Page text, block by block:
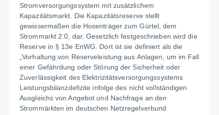
Stromversorgungssystem mit zusätzlichem
Kapazitätsmarkt. Die Kapazitätsreserve stellt
gewissermaßen die Hosenträger zum Gürtel, dem
Strommarkt 2.0, dar. Gesetzlich festgeschrieben wird die
Reserve in § 13e EnWG. Dort ist sie definiert als die
„Vorhaltung von Reserveleistung aus Anlagen, um im Fall
einer Gefährdung oder Störung der Sicherheit oder
Zuverlässigkeit des Elektrizitätsversorgungssystems
Leistungsbilanzdefizite infolge des nicht vollständigen
Ausgleichs von Angebot und Nachfrage an den
Strommärkten im deutschen Netzregelverbund